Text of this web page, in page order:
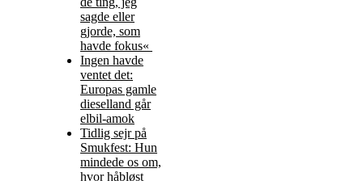
sagde eller
gjorde, som
havde fokus«
Ingen havde
ventet det:
Europas gamle
dieselland går
elbil-amok
Tidlig sejr på
Smukfest: Hun
mindede os om,
hvor håbløst